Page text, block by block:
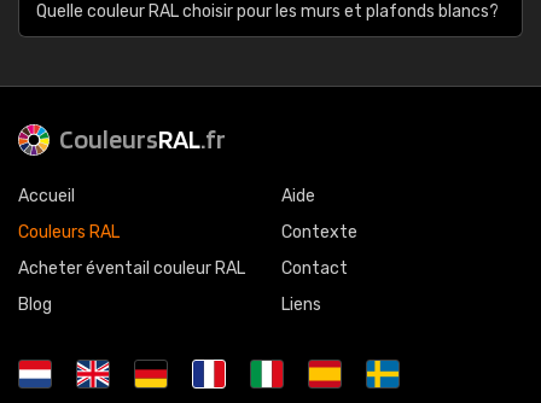
Quelle couleur RAL choisir pour les murs et plafonds blancs?
CouleursRAL.fr
Accueil
Couleurs RAL
Acheter éventail couleur RAL
Blog
Aide
Contexte
Contact
Liens